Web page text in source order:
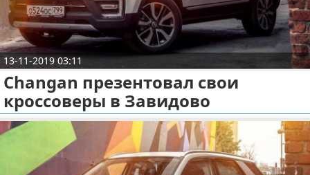
Политика
Природа
Философия
Культура
Экономика
Сотрудничество
Размещение рекламы
Для правообладателей
Условия предоставления информации
Отказ от ответственности
13-11-2019 03:11
Changan презентовал свои
кроссоверы в Завидово